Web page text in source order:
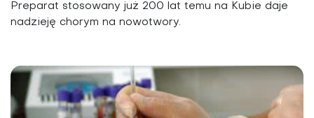
Preparat stosowany już 200 lat temu na Kubie daje
nadzieję chorym na nowotwory.